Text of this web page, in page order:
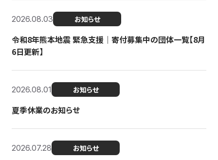
2026.08.03 お知らせ
令和8年熊本地震 緊急支援｜寄付募集中の団体一覧【8月
6日更新】
2026.08.01 お知らせ
夏季休業のお知らせ
2026.07.28 お知らせ